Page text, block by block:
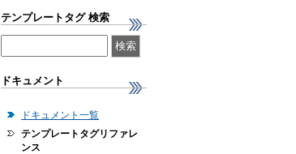
テンプレートタグ 検索
ドキュメント
ドキュメント一覧
テンプレートタグリファレ
ンス